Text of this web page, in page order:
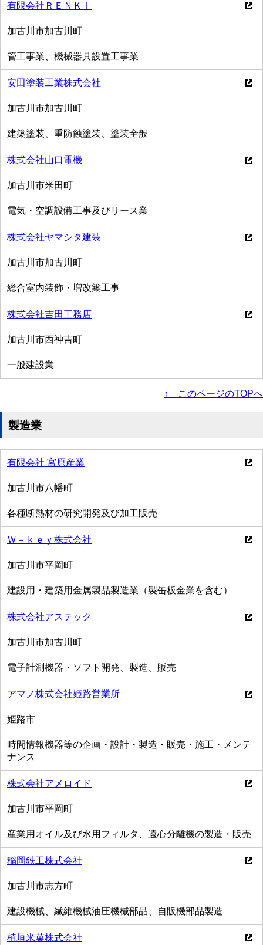
有限会社ＲＥＮＫＩ
加古川市加古川町
管工事業、機械器具設置工事業
安田塗装工業株式会社
加古川市加古川町
建築塗装、重防蝕塗装、塗装全般
株式会社山口電機
加古川市米田町
電気・空調設備工事及びリース業
株式会社ヤマシタ建装
加古川市加古川町
総合室内装飾・増改築工事
株式会社吉田工務店
加古川市西神吉町
一般建設業
↑ このページのTOPへ
製造業
有限会社 宮原産業
加古川市八幡町
各種断熱材の研究開発及び加工販売
Ｗ－ｋｅｙ株式会社
加古川市平岡町
建設用・建築用金属製品製造業（製缶板金業を含む）
株式会社アステック
加古川市加古川町
電子計測機器・ソフト開発、製造、販売
アマノ株式会社姫路営業所
姫路市
時間情報機器等の企画・設計・製造・販売・施工・メンテ
ナンス
株式会社アメロイド
加古川市平岡町
産業用オイル及び水用フィルタ、遠心分離機の製造・販売
稲岡鉄工株式会社
加古川市志方町
建設機械、繊維機械油圧機械部品、自販機部品製造
植垣米菓株式会社